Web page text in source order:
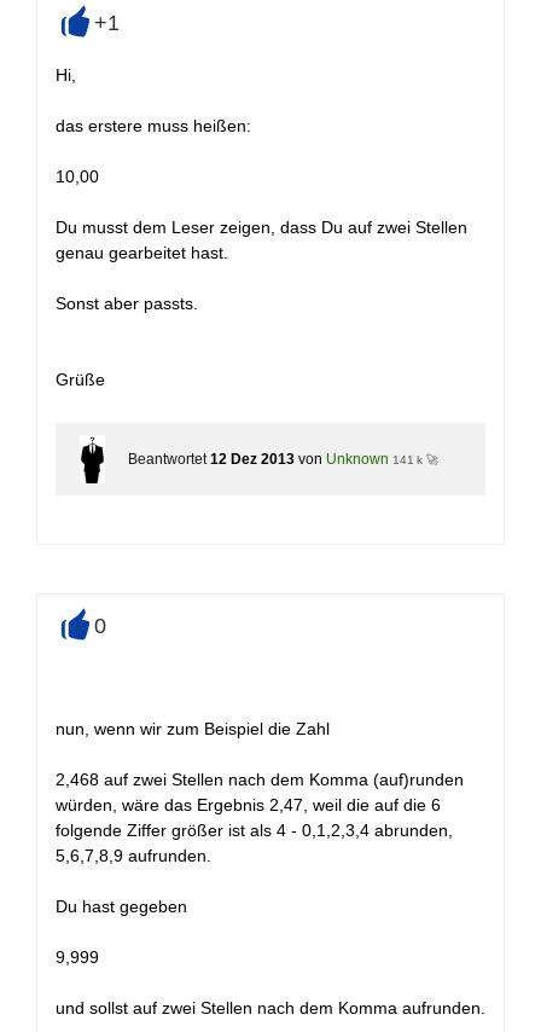
+1
Hi,
das erstere muss heißen:
10,00
Du musst dem Leser zeigen, dass Du auf zwei Stellen
genau gearbeitet hast.
Sonst aber passts.
Grüße
Beantwortet 12 Dez 2013 von Unknown 141 k 🚀
0
nun, wenn wir zum Beispiel die Zahl
2,468 auf zwei Stellen nach dem Komma (auf)runden
würden, wäre das Ergebnis 2,47, weil die auf die 6
folgende Ziffer größer ist als 4 - 0,1,2,3,4 abrunden,
5,6,7,8,9 aufrunden.
Du hast gegeben
9,999
und sollst auf zwei Stellen nach dem Komma aufrunden.